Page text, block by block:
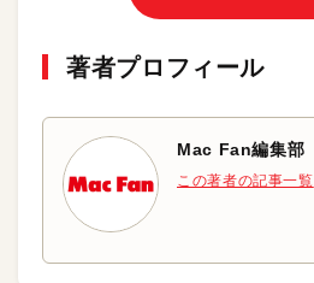
著者プロフィール
Mac Fan編集部
この著者の記事一覧